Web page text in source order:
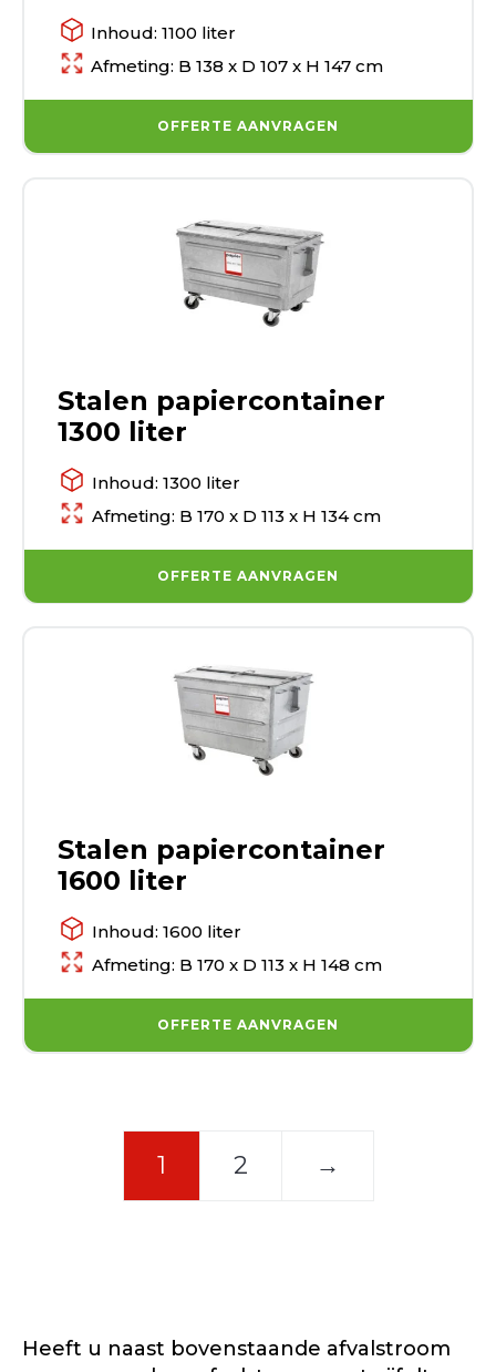
Inhoud: 1100 liter
Afmeting: B 138 x D 107 x H 147 cm
OFFERTE AANVRAGEN
Stalen papiercontainer
1300 liter
Inhoud: 1300 liter
Afmeting: B 170 x D 113 x H 134 cm
OFFERTE AANVRAGEN
Stalen papiercontainer
1600 liter
Inhoud: 1600 liter
Afmeting: B 170 x D 113 x H 148 cm
OFFERTE AANVRAGEN
1 2 →
Heeft u naast bovenstaande afvalstroom